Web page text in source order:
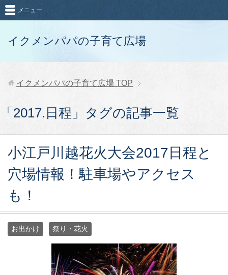
イクメンパパの子育て広場
メニュー
イクメンパパの子育て広場 TOP
「2017.日程」タグの記事一覧
小江戸川越花火大会2017日程と
穴場情報！駐車場やアクセス
も！
お出かけ 祭り・花火